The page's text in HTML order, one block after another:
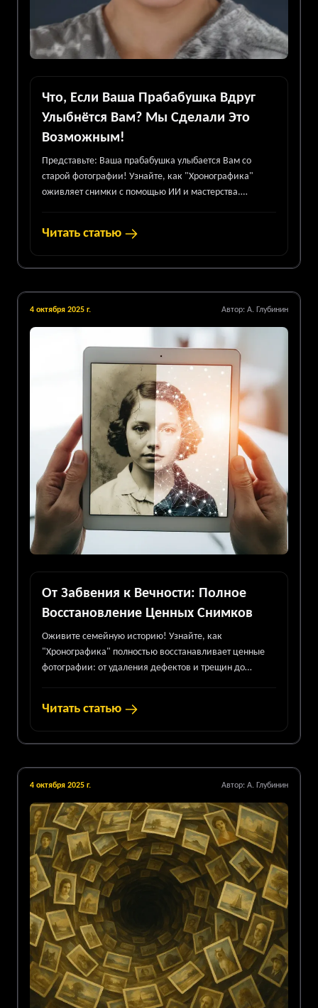
Что, Если Ваша Прабабушка Вдруг
Улыбнётся Вам? Мы Сделали Это
Возможным!
Представьте: Ваша прабабушка улыбается Вам со
старой фотографии! Узнайте, как "Хронографика"
оживляет снимки с помощью ИИ и мастерства.
Читать статью
4 октября 2025 г. Автор: А. Глубинин
От Забвения к Вечности: Полное
Восстановление Ценных Снимков
Оживите семейную историю! Узнайте, как
"Хронографика" полностью восстанавливает ценные
фотографии: от удаления дефектов и трещин до
Читать статью
4 октября 2025 г. Автор: А. Глубинин